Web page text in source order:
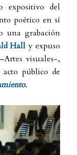
expositivo del
poético en sí
una grabación
Hall y expuso
visuales-,
público de
.